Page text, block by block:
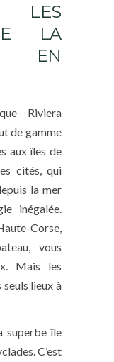
LES
LA
EN
Riviera
de gamme
aux îles de
cités, qui
la mer
inégalée.
Corse,
vous
Mais les
lieux à
superbe île
C’est